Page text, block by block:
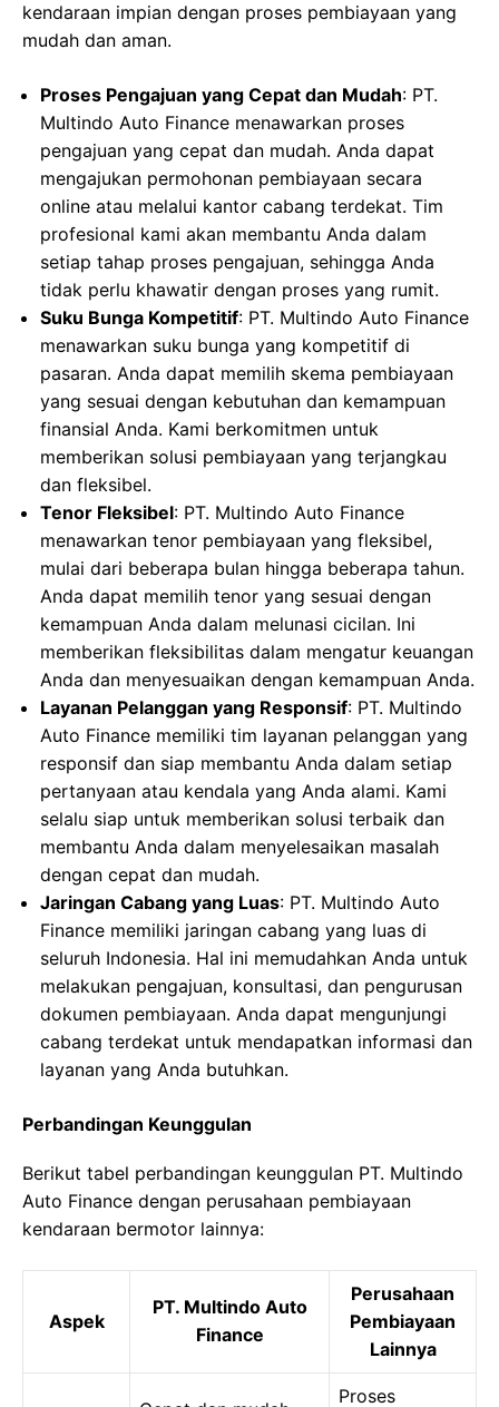
kendaraan impian dengan proses pembiayaan yang
mudah dan aman.
Proses Pengajuan yang Cepat dan Mudah: PT.
Multindo Auto Finance menawarkan proses
pengajuan yang cepat dan mudah. Anda dapat
mengajukan permohonan pembiayaan secara
online atau melalui kantor cabang terdekat. Tim
profesional kami akan membantu Anda dalam
setiap tahap proses pengajuan, sehingga Anda
tidak perlu khawatir dengan proses yang rumit.
Suku Bunga Kompetitif: PT. Multindo Auto Finance
menawarkan suku bunga yang kompetitif di
pasaran. Anda dapat memilih skema pembiayaan
yang sesuai dengan kebutuhan dan kemampuan
finansial Anda. Kami berkomitmen untuk
memberikan solusi pembiayaan yang terjangkau
dan fleksibel.
Tenor Fleksibel: PT. Multindo Auto Finance
menawarkan tenor pembiayaan yang fleksibel,
mulai dari beberapa bulan hingga beberapa tahun.
Anda dapat memilih tenor yang sesuai dengan
kemampuan Anda dalam melunasi cicilan. Ini
memberikan fleksibilitas dalam mengatur keuangan
Anda dan menyesuaikan dengan kemampuan Anda.
Layanan Pelanggan yang Responsif: PT. Multindo
Auto Finance memiliki tim layanan pelanggan yang
responsif dan siap membantu Anda dalam setiap
pertanyaan atau kendala yang Anda alami. Kami
selalu siap untuk memberikan solusi terbaik dan
membantu Anda dalam menyelesaikan masalah
dengan cepat dan mudah.
Jaringan Cabang yang Luas: PT. Multindo Auto
Finance memiliki jaringan cabang yang luas di
seluruh Indonesia. Hal ini memudahkan Anda untuk
melakukan pengajuan, konsultasi, dan pengurusan
dokumen pembiayaan. Anda dapat mengunjungi
cabang terdekat untuk mendapatkan informasi dan
layanan yang Anda butuhkan.
Perbandingan Keunggulan
Berikut tabel perbandingan keunggulan PT. Multindo
Auto Finance dengan perusahaan pembiayaan
kendaraan bermotor lainnya:
Aspek
PT. Multindo Auto
Finance
Perusahaan
Pembiayaan
Lainnya
Proses